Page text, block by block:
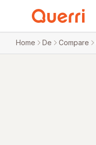
Skip to content
Home De Compare